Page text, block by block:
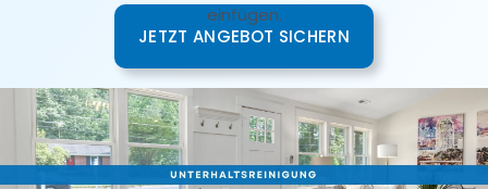
einfügen.
JETZT ANGEBOT SICHERN